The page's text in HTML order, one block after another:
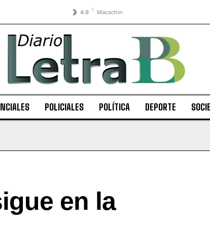
4.9 C Macachín
POLICIALES POLÍTICA DEPORTE
en la